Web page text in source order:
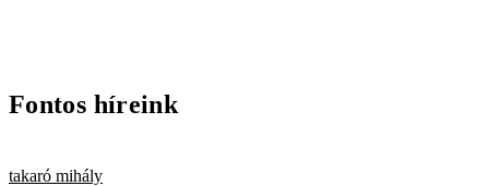
Fontos híreink
takaró mihály